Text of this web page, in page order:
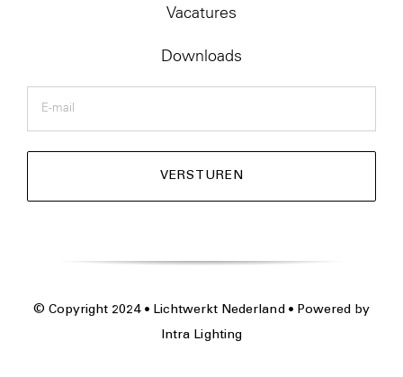
Vacatures
Downloads
© Copyright 2024 • Lichtwerkt Nederland • Powered by
Intra Lighting